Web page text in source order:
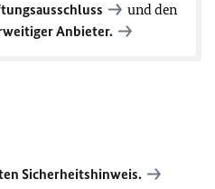
und den
Anbieter.
Sicherheitshinweis.